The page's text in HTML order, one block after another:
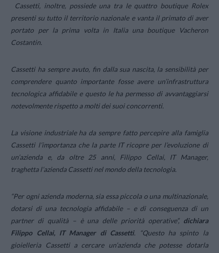
Cassetti, inoltre, possiede una tra le quattro boutique Rolex
presenti su tutto il territorio nazionale e vanta il primato di aver
portato per la prima volta in Italia una boutique Vacheron
Costantin.
Cassetti ha sempre avuto, fin dalla sua nascita, la sensibilità per
comprendere quanto importante fosse avere un’infrastruttura
tecnologica affidabile e questo le ha permesso di avvantaggiarsi
notevolmente rispetto a molti dei suoi concorrenti.
La visione industriale ha da sempre fatto percepire alla famiglia
Cassetti l’importanza che la parte IT ricopre per l’evoluzione di
un’azienda e, da oltre 25 anni, Filippo Cellai, IT Manager,
traghetta l’azienda Cassetti nel mondo della tecnologia.
“Per ogni azienda moderna, sia essa piccola o una multinazionale,
dotarsi di una tecnologia affidabile – e di conseguenza di un
partner di qualità – è una delle priorità operative”, dichiara
Filippo Cellai, IT Manager di Cassetti.
“Questo ha spinto la
gioielleria Cassetti a cercare un’azienda che potesse dotarla